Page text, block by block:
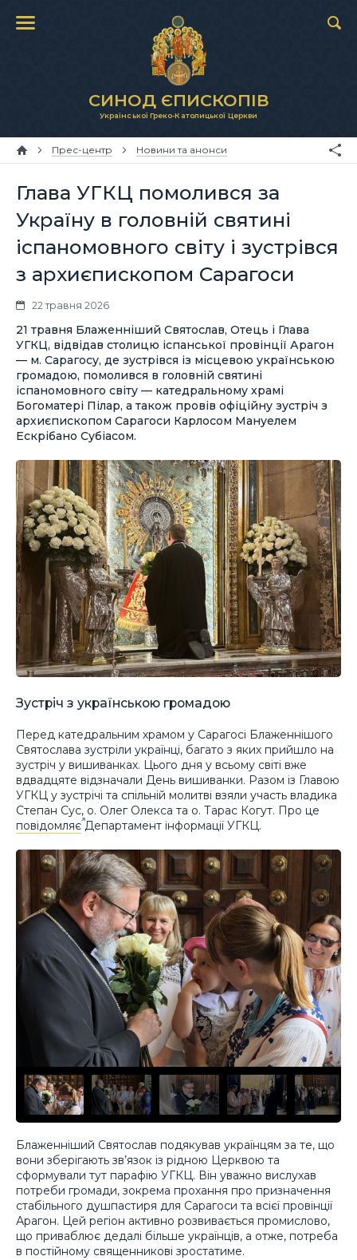
СИНОД ЄПИСКОПІВ
Української Греко-Католицької Церкви
Прес-центр Новини та анонси
Глава УГКЦ помолився за
Україну в головній святині
іспаномовного світу і зустрівся
з архиєпископом Сарагоси
22 травня 2026
21 травня Блаженніший Святослав, Отець і Глава
УГКЦ, відвідав столицю іспанської провінції Арагон
— м. Сарагосу, де зустрівся із місцевою українською
громадою, помолився в головній святині
іспаномовного світу — катедральному храмі
Богоматері Пілар, а також провів офіційну зустріч з
архиєпископом Сарагоси Карлосом Мануелем
Ескрібано Субіасом.
Зустріч з українською громадою
Перед катедральним храмом у Сарагосі Блаженнішого
Святослава зустріли українці, багато з яких прийшло на
зустріч у вишиванках. Цього дня у всьому світі вже
вдвадцяте відзначали День вишиванки. Разом із Главою
УГКЦ у зустрічі та спільній молитві взяли участь владика
Степан Сус, о. Олег Олекса та о. Тарас Когут. Про це
повідомляєДепартамент інформації УГКЦ.
Блаженніший Святослав подякував українцям за те, що
вони зберігають зв’язок із рідною Церквою та
сформували тут парафію УГКЦ. Він уважно вислухав
потреби громади, зокрема прохання про призначення
стабільного душпастиря для Сарагоси та всієї провінції
Арагон. Цей регіон активно розвивається промислово,
що приваблює дедалі більше українців, а отже, потреба
в постійному священникові зростатиме.